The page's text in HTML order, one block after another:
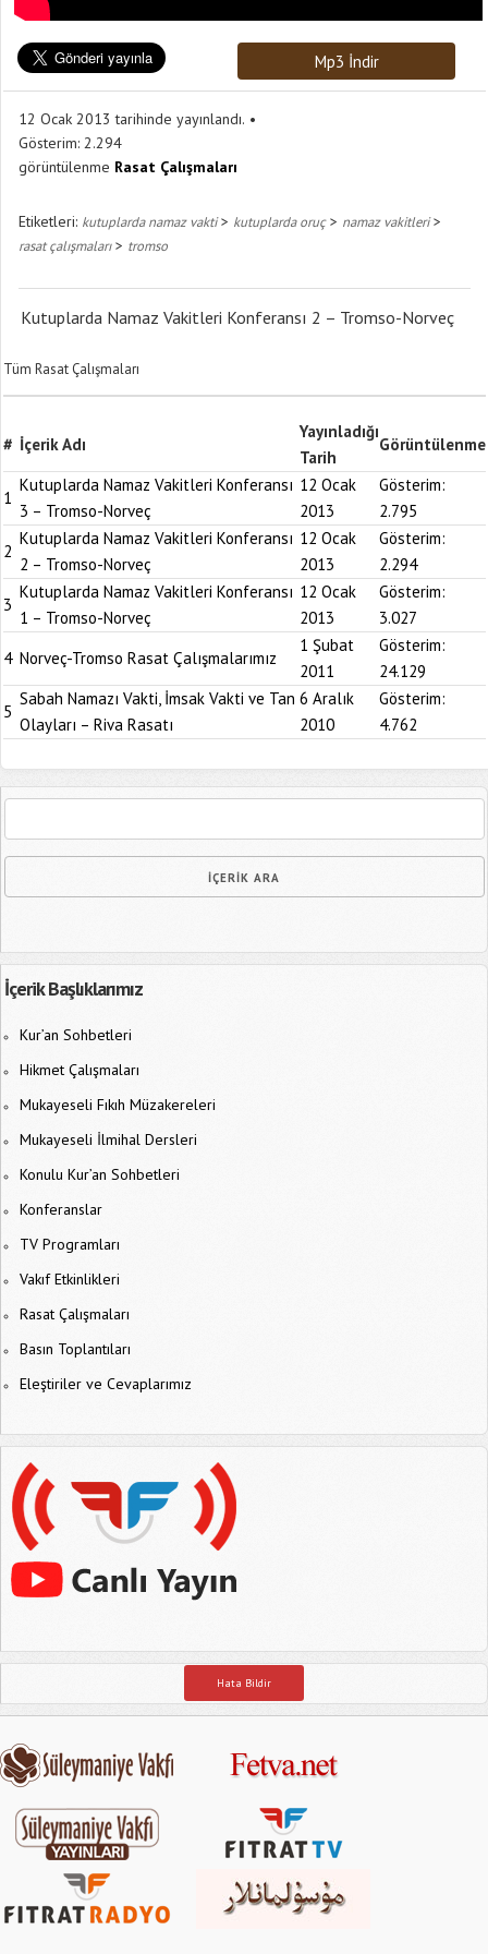
Mp3 İndir
12 Ocak 2013 tarihinde yayınlandı.
Gösterim: 2.294
görüntülenme Rasat Çalışmaları
Etiketleri: kutuplarda namaz vakti> kutuplarda oruç> namaz vakitleri>
rasat çalışmaları> tromso
Kutuplarda Namaz Vakitleri Konferansı 2 – Tromso-Norveç
Tüm Rasat Çalışmaları
# İçerik Adı
Yayınladığı
Tarih
Görüntülenme
1
Kutuplarda Namaz Vakitleri Konferansı
3 – Tromso-Norveç
12 Ocak
2013
Gösterim:
2.795
2
Kutuplarda Namaz Vakitleri Konferansı
2 – Tromso-Norveç
12 Ocak
2013
Gösterim:
2.294
3
Kutuplarda Namaz Vakitleri Konferansı
1 – Tromso-Norveç
12 Ocak
2013
Gösterim:
3.027
4 Norveç-Tromso Rasat Çalışmalarımız
1 Şubat
2011
Gösterim:
24.129
5
Sabah Namazı Vakti, İmsak Vakti ve Tan
Olayları – Riva Rasatı
6 Aralık
2010
Gösterim:
4.762
İçerik Başlıklarımız
Kur’an Sohbetleri
Hikmet Çalışmaları
Mukayeseli Fıkıh Müzakereleri
Mukayeseli İlmihal Dersleri
Konulu Kur’an Sohbetleri
Konferanslar
TV Programları
Vakıf Etkinlikleri
Rasat Çalışmaları
Basın Toplantıları
Eleştiriler ve Cevaplarımız
Hata Bildir